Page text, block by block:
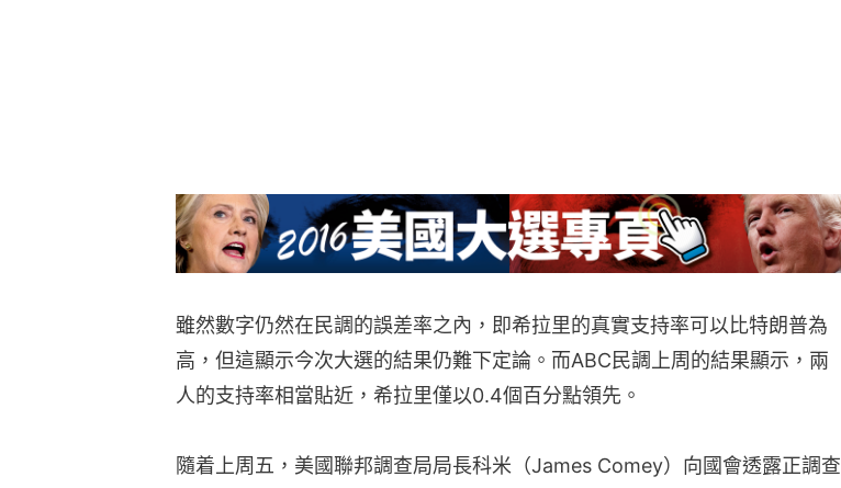
雖然數字仍然在民調的誤差率之內，即希拉里的真實支持率可以比特朗普為
高，但這顯示今次大選的結果仍難下定論。而ABC民調上周的結果顯示，兩
人的支持率相當貼近，希拉里僅以0.4個百分點領先。
隨着上周五，美國聯邦調查局局長科米（James Comey）向國會透露正調查